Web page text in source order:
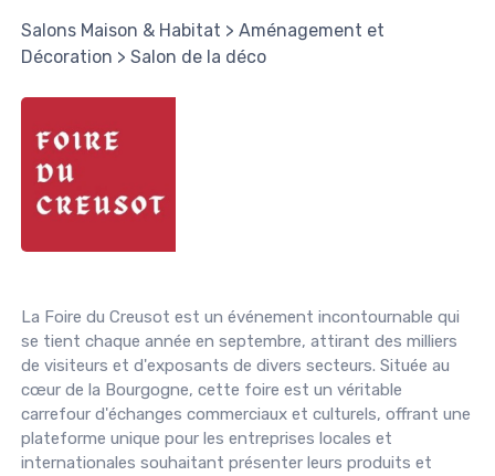
Salons Maison & Habitat > Aménagement et
Décoration > Salon de la déco
La Foire du Creusot est un événement incontournable qui
se tient chaque année en septembre, attirant des milliers
de visiteurs et d'exposants de divers secteurs. Située au
cœur de la Bourgogne, cette foire est un véritable
carrefour d'échanges commerciaux et culturels, offrant une
plateforme unique pour les entreprises locales et
internationales souhaitant présenter leurs produits et